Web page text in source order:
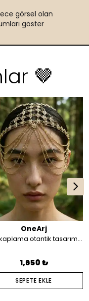
görsel olan
göster
🤎
OneArj
Altın kaplama otantik tasarım saç aksesuarı
1,650 ₺
SEPETE EKLE